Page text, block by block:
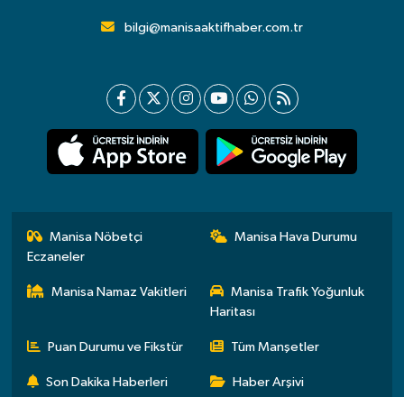
bilgi@manisaaktifhaber.com.tr
Manisa Nöbetçi
Eczaneler
Manisa Hava Durumu
Manisa Namaz Vakitleri
Manisa Trafik Yoğunluk
Haritası
Puan Durumu ve Fikstür Tüm Manşetler
Son Dakika Haberleri Haber Arşivi